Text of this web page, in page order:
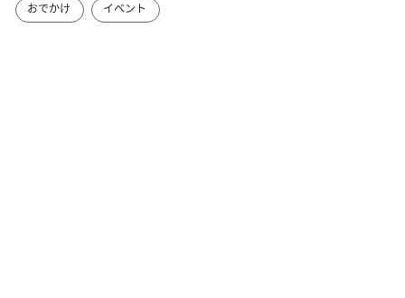
おでかけ
イベント